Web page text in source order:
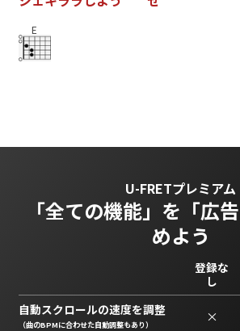
E
U-FRETプレミアム
「全ての機能」を 「広
めよう
登録な
し
自動スクロールの速度を調整
（曲のBPMに合わせた自動調整もあり） ×